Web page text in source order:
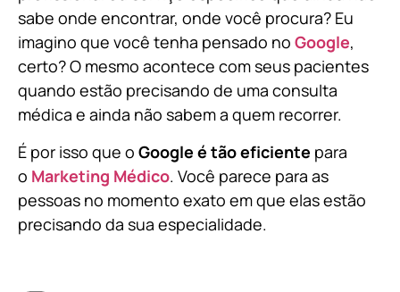
sabe onde encontrar, onde você procura? Eu
imagino que você tenha pensado no Google,
certo? O mesmo acontece com seus pacientes
quando estão precisando de uma consulta
médica e ainda não sabem a quem recorrer.
É por isso que o Google é tão eficiente para
o Marketing Médico. Você parece para as
pessoas no momento exato em que elas estão
precisando da sua especialidade.